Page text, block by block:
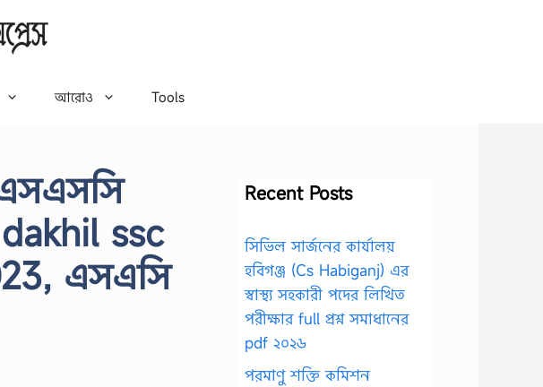
আরোও Tools
ssc
এসএসি
Recent Posts
সিভিল সার্জনের কার্যালয়
হবিগঞ্জ (Cs Habiganj) এর
স্বাস্থ্য সহকারী পদের লিখিত
পরীক্ষার full প্রশ্ন সমাধানের
pdf ২০২৬
পরমাণু শক্তি কমিশন